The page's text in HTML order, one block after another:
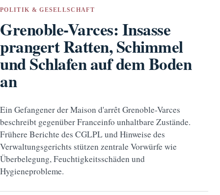
POLITIK & GESELLSCHAFT
Grenoble-Varces: Insasse
prangert Ratten, Schimmel
und Schlafen auf dem Boden
an
Ein Gefangener der Maison d'arrêt Grenoble-Varces
beschreibt gegenüber Franceinfo unhaltbare Zustände.
Frühere Berichte des CGLPL und Hinweise des
Verwaltungsgerichts stützen zentrale Vorwürfe wie
Überbelegung, Feuchtigkeitsschäden und
Hygieneprobleme.